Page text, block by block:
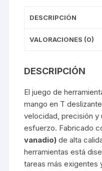
DESCRIPCIÓN
VALORACIONES (0)
DESCRIPCIÓN
El juego de
mango en T
velocidad, precisión y
esfuerzo. Fabricado
vanadio) de alta
herramientas está
tareas más exigentes